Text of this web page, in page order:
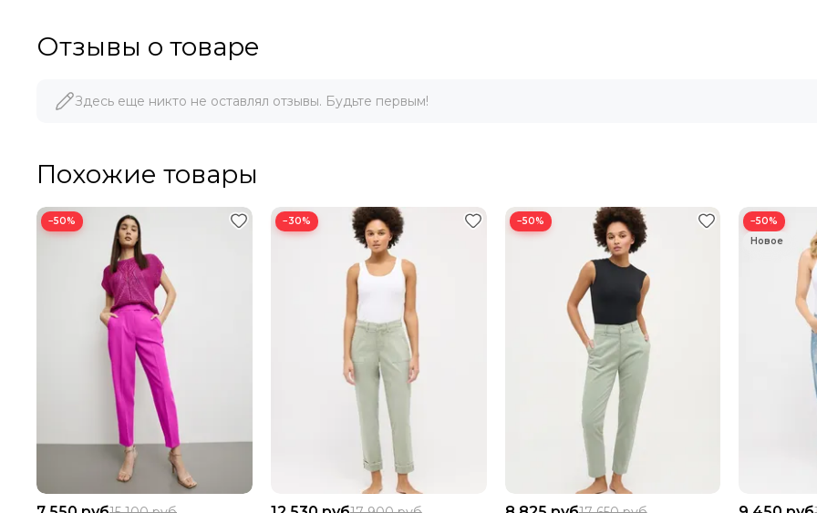
Отзывы о товаре
Здесь еще никто не оставлял отзывы. Будьте первым!
Похожие товары
−50% −30% −50% −50%